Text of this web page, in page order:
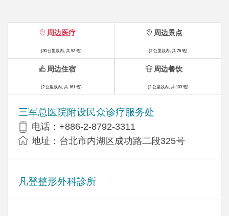
周边医疗
(30 公里以内, 共 52 笔)
三军总医院附设民众诊疗服务处
电话：+886-2-8792-3311
地址：台北市内湖区成功路二段325号
凡登整形外科診所
周边景点
(2 公里以内, 共 76 笔)
周边住宿
(2 公里以内, 共 161 笔)
周边餐饮
(2 公里以内, 共 103 笔)